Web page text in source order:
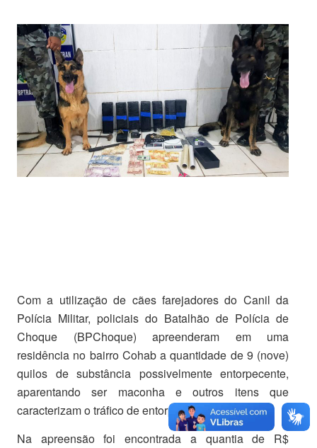
Com a utilização de cães farejadores do Canil da
Polícia Militar, policiais do Batalhão de Polícia de
Choque (BPChoque) apreenderam em uma
residência no bairro Cohab a quantidade de 9 (nove)
quilos de substância possivelmente entorpecente,
aparentando ser maconha e outros itens que
caracterizam o tráfico de entorpecentes.
Na apreensão foi encontrada a quantia de R$